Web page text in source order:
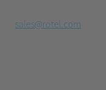
sales@rotel.com